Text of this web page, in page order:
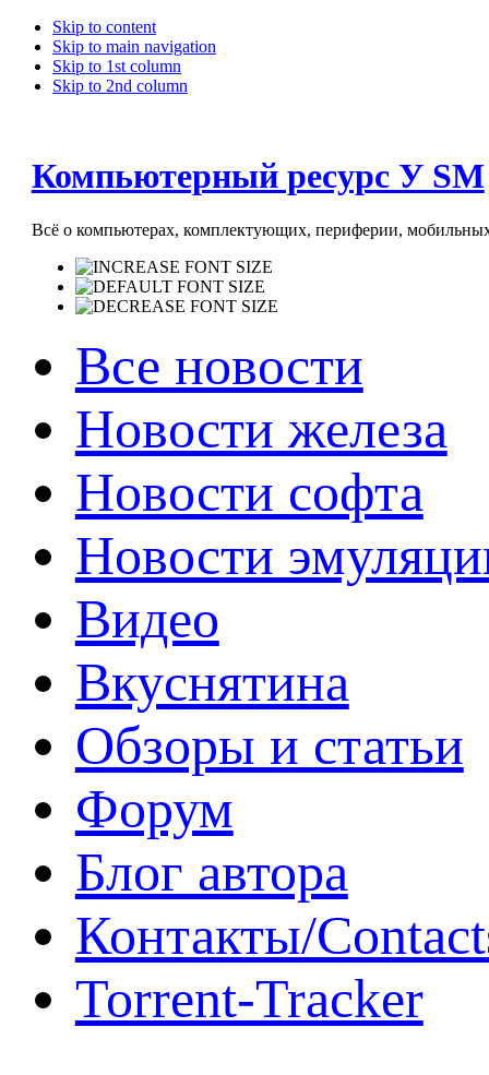
Skip to content
Skip to main navigation
Skip to 1st column
Skip to 2nd column
Компьютерный ресурс У SM
Всё о компьютерах, комплектующих, периферии, мобильных
Все новости
Новости железа
Новости софта
Новости
Видео
Вкуснятина
Обзоры и статьи
Форум
Блог автора
Контакты/
Torrent-Tracker